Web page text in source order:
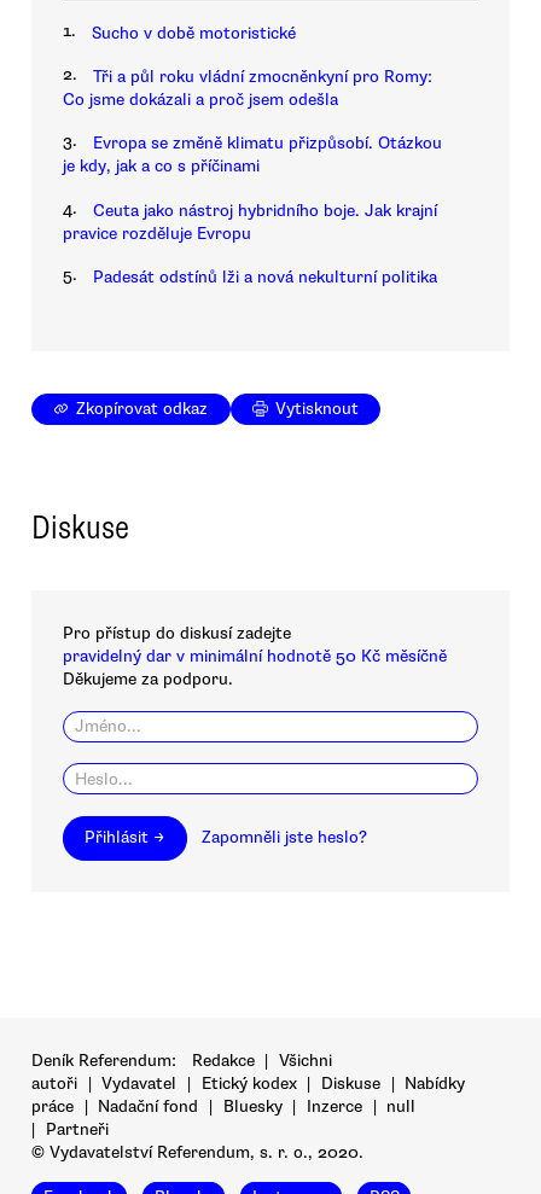
1. Sucho v době motoristické
2.
Tři a půl roku vládní zmocněnkyní pro Romy:
Co jsme dokázali a proč jsem odešla
3.
Evropa se změně klimatu přizpůsobí. Otázkou
je kdy, jak a co s příčinami
4.
Ceuta jako nástroj hybridního boje. Jak krajní
pravice rozděluje Evropu
5. Padesát odstínů lži a nová nekulturní politika
Zkopírovat odkaz Vytisknout
Diskuse
Pro přístup do diskusí zadejte
pravidelný dar v minimální hodnotě 50 Kč měsíčně
Děkujeme za podporu.
Přihlásit → Zapomněli jste heslo?
Deník Referendum: Redakce | Všichni
autoři | Vydavatel | Etický kodex | Diskuse | Nabídky
práce | Nadační fond | Bluesky | Inzerce | null
|
Partneři
© Vydavatelství Referendum, s. r. o., 2020.